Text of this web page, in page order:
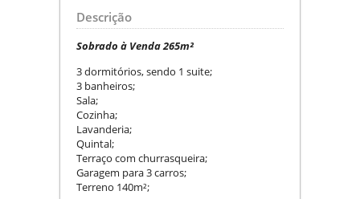
Descrição
Sobrado à Venda 265m²
3 dormitórios, sendo 1 suite;
3 banheiros;
Sala;
Cozinha;
Lavanderia;
Quintal;
Terraço com churrasqueira;
Garagem para 3 carros;
Terreno 140m²;